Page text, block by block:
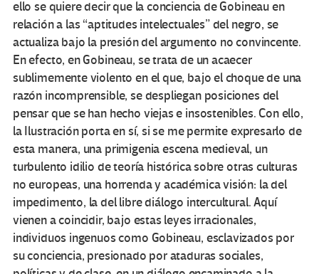
ello se quiere decir que la conciencia de Gobineau en
relación a las “aptitudes intelectuales” del negro, se
actualiza bajo la presión del argumento no convincente.
En efecto, en Gobineau, se trata de un acaecer
sublimemente violento en el que, bajo el choque de una
razón incomprensible, se despliegan posiciones del
pensar que se han hecho viejas e insostenibles. Con ello,
la Ilustración porta en sí, si se me permite expresarlo de
esta manera, una primigenia escena medieval, un
turbulento idilio de teoría histórica sobre otras culturas
no europeas, una horrenda y académica visión: la del
impedimento, la del libre diálogo intercultural. Aquí
vienen a coincidir, bajo estas leyes irracionales,
individuos ingenuos como Gobineau, esclavizados por
su conciencia, presionado por ataduras sociales,